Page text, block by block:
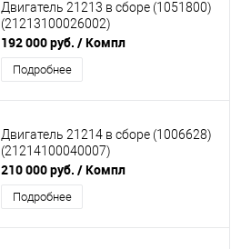
Двигатель 21213 в сборе (1051800)
(21213100026002)
192 000 руб. / Компл
Подробнее
Двигатель 21214 в сборе (1006628)
(21214100040007)
210 000 руб. / Компл
Подробнее